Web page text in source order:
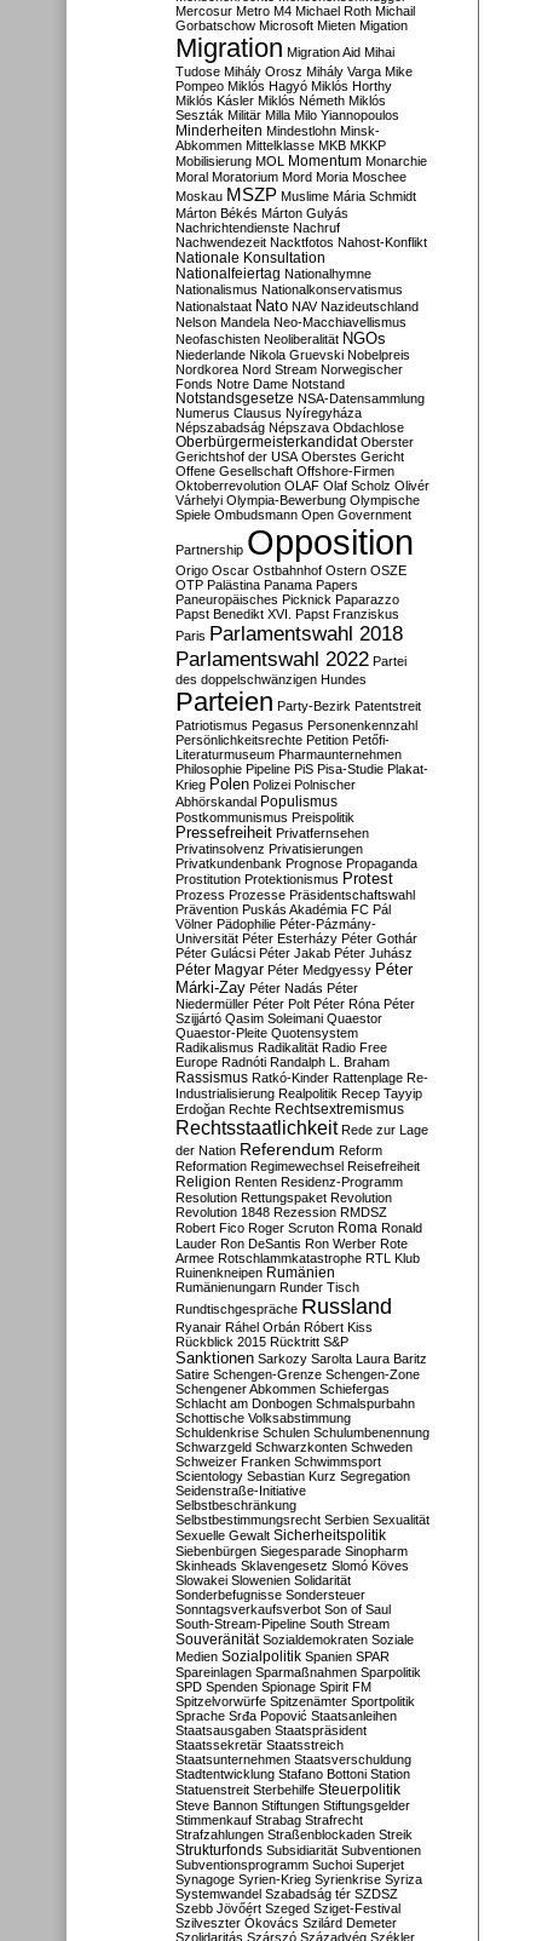
Mercosur Metro M4 Michael Roth Michail
Gorbatschow Microsoft Mieten Migation
Migration Migration Aid Mihai
Tudose Mihály Orosz Mihály Varga Mike
Pompeo Miklós Hagyó Miklós Horthy
Miklós Kásler Miklós Németh Miklós
Seszták Militär Milla Milo Yiannopoulos
Minderheiten Mindestlohn Minsk-
Abkommen Mittelklasse MKB MKKP
Mobilisierung MOL Momentum Monarchie
Moral Moratorium Mord Moria Moschee
Moskau MSZP Muslime Mária Schmidt
Márton Békés Márton Gulyás
Nachrichtendienste Nachruf
Nachwendezeit Nacktfotos Nahost-Konflikt
Nationale Konsultation
Nationalfeiertag Nationalhymne
Nationalismus Nationalkonservatismus
Nationalstaat Nato NAV Nazideutschland
Nelson Mandela Neo-Macchiavellismus
Neofaschisten Neoliberalität NGOs
Niederlande Nikola Gruevski Nobelpreis
Nordkorea Nord Stream Norwegischer
Fonds Notre Dame Notstand
Notstandsgesetze NSA-Datensammlung
Numerus Clausus Nyíregyháza
Népszabadság Népszava Obdachlose
Oberbürgermeisterkandidat Oberster
Gerichtshof der USA Oberstes Gericht
Offene Gesellschaft Offshore-Firmen
Oktoberrevolution OLAF Olaf Scholz Olivér
Várhelyi Olympia-Bewerbung Olympische
Spiele Ombudsmann Open Government
Partnership Opposition
Origo Oscar Ostbahnhof Ostern OSZE
OTP Palästina Panama Papers
Paneuropäisches Picknick Paparazzo
Papst Benedikt XVI. Papst Franziskus
Paris Parlamentswahl 2018
Parlamentswahl 2022 Partei
des doppelschwänzigen Hundes
Parteien Party-Bezirk Patentstreit
Patriotismus Pegasus Personenkennzahl
Persönlichkeitsrechte Petition Petőfi-
Literaturmuseum Pharmaunternehmen
Philosophie Pipeline PiS Pisa-Studie Plakat-
Krieg Polen Polizei Polnischer
Abhörskandal Populismus
Postkommunismus Preispolitik
Pressefreiheit Privatfernsehen
Privatinsolvenz Privatisierungen
Privatkundenbank Prognose Propaganda
Prostitution Protektionismus Protest
Prozess Prozesse Präsidentschaftswahl
Prävention Puskás Akadémia FC Pál
Völner Pädophilie Péter-Pázmány-
Universität Péter Esterházy Péter Gothár
Péter Gulácsi Péter Jakab Péter Juhász
Péter Magyar Péter Medgyessy Péter
Márki-Zay Péter Nadás Péter
Niedermüller Péter Polt Péter Róna Péter
Szijjártó Qasim Soleimani Quaestor
Quaestor-Pleite Quotensystem
Radikalismus Radikalität Radio Free
Europe Radnóti Randalph L. Braham
Rassismus Ratkó-Kinder Rattenplage Re-
Industrialisierung Realpolitik Recep Tayyip
Erdoğan Rechte Rechtsextremismus
Rechtsstaatlichkeit Rede zur Lage
der Nation Referendum Reform
Reformation Regimewechsel Reisefreiheit
Religion Renten Residenz-Programm
Resolution Rettungspaket Revolution
Revolution 1848 Rezession RMDSZ
Robert Fico Roger Scruton Roma Ronald
Lauder Ron DeSantis Ron Werber Rote
Armee Rotschlammkatastrophe RTL Klub
Ruinenkneipen Rumänien
Rumänienungarn Runder Tisch
Rundtischgespräche Russland
Ryanair Ráhel Orbán Róbert Kiss
Rückblick 2015 Rücktritt S&P
Sanktionen Sarkozy Sarolta Laura Baritz
Satire Schengen-Grenze Schengen-Zone
Schengener Abkommen Schiefergas
Schlacht am Donbogen Schmalspurbahn
Schottische Volksabstimmung
Schuldenkrise Schulen Schulumbenennung
Schwarzgeld Schwarzkonten Schweden
Schweizer Franken Schwimmsport
Scientology Sebastian Kurz Segregation
Seidenstraße-Initiative
Selbstbeschränkung
Selbstbestimmungsrecht Serbien Sexualität
Sexuelle Gewalt Sicherheitspolitik
Siebenbürgen Siegesparade Sinopharm
Skinheads Sklavengesetz Slomó Köves
Slowakei Slowenien Solidarität
Sonderbefugnisse Sondersteuer
Sonntagsverkaufsverbot Son of Saul
South-Stream-Pipeline South Stream
Souveränität Sozialdemokraten Soziale
Medien Sozialpolitik Spanien SPAR
Spareinlagen Sparmaßnahmen Sparpolitik
SPD Spenden Spionage Spirit FM
Spitzelvorwürfe Spitzenämter Sportpolitik
Sprache Srđa Popović Staatsanleihen
Staatsausgaben Staatspräsident
Staatssekretär Staatsstreich
Staatsunternehmen Staatsverschuldung
Stadtentwicklung Stafano Bottoni Station
Statuenstreit Sterbehilfe Steuerpolitik
Steve Bannon Stiftungen Stiftungsgelder
Stimmenkauf Strabag Strafrecht
Strafzahlungen Straßenblockaden Streik
Strukturfonds Subsidiarität Subventionen
Subventionsprogramm Suchoi Superjet
Synagoge Syrien-Krieg Syrienkrise Syriza
Systemwandel Szabadság tér SZDSZ
Szebb Jövőért Szeged Sziget-Festival
Szilveszter Ókovács Szilárd Demeter
Szolidaritás Szárszó Századvég Székler